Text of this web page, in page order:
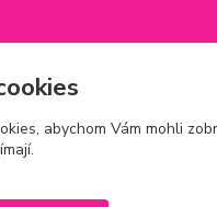
abychom Vám mohli